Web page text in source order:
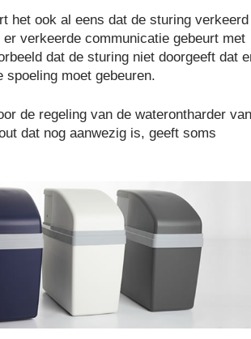
het ook al eens dat de sturing verkeerd
verkeerde communicatie gebeurt met
dat de sturing niet doorgeeft dat
spoeling moet gebeuren.
de regeling van de waterontharder van
dat nog aanwezig is, geeft soms